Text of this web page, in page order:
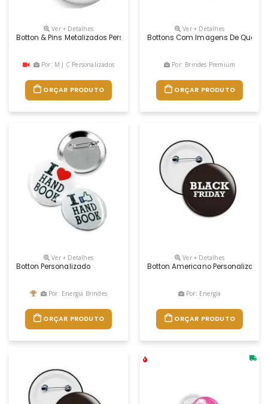
Ver + Detalhes
Botton & Pins Metalizados Personalizado
Por: M J C Personalizados
ORÇAR PRODUTO
Ver + Detalhes
Bottons Com Imagens De
Por: Brindes Premium
ORÇAR PRODUTO
Ver + Detalhes
Botton Personalizado
Por: Energia Brindes
ORÇAR PRODUTO
Ver + Detalhes
Botton Americano Personalizado,
Por: Energia
ORÇAR PRODUTO